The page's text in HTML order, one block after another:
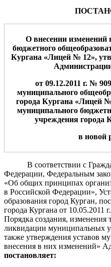
О внесении изменений
бюджетного
Кургана «Лицей № 12»,
от 09.12.2011 г. №
муниципального
города Кургана «Лицей№
муниципального
учреждения города
в новой
В соответствии с
Федерации, Федеральным
«Об общих принципах
в Российской Федерации»,
образования город Курган,
города Кургана от
Порядка создания, изменения
ликвидации муниципальных
также утверждения уставов
внесения в них изменений»
постановляет: